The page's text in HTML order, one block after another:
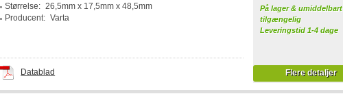
På lager & umiddelbart
tilgængelig
Leveringstid 1-4 dage
Flere detaljer
Størrelse: 26,5mm x 17,5mm x 48,5mm
Producent: Varta
Datablad